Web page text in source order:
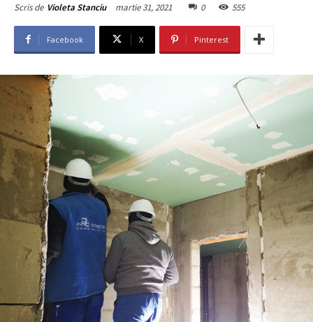
Scris de Violeta Stanciu martie 31, 2021 0 555
Facebook X Pinterest